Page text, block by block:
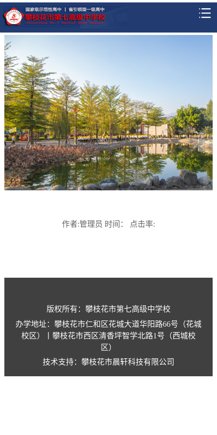
作者:管理员 时间： 点击率:
版权所有：攀枝花市第七高级中学校
办学地址：攀枝花市仁和区花城大道华阳路66号（花城
校区）丨攀枝花市西区清香坪智学北路1号（西城校
区）
技术支持：攀枝花市晨轩科技有限公司